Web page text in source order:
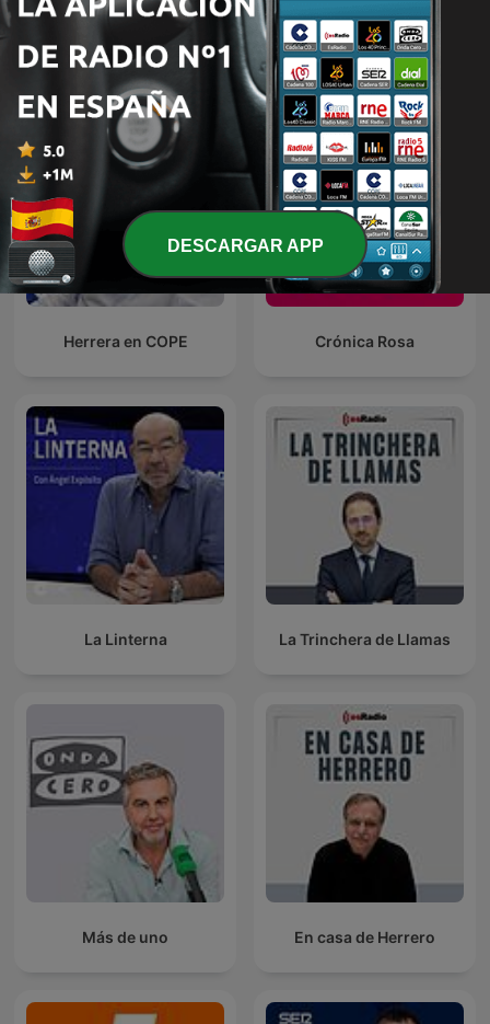
Es la Mañana de Federico La noche de Cuesta
Herrera en COPE Crónica Rosa
La Linterna La Trinchera de Llamas
Más de uno En casa de Herrero
DESCARGAR APP